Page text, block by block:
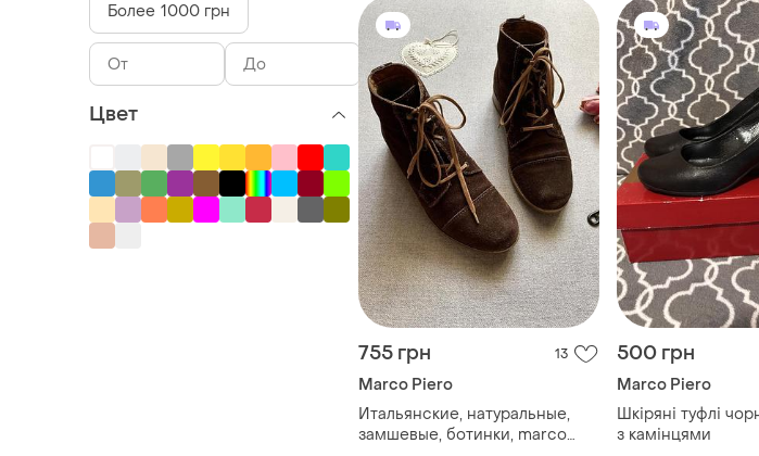
755 грн 13
Marco Piero
Итальянские, натуральные,
замшевые, ботинки, marco
500 грн
Marco Piero
Шкіряні туфлі
з камінцями
Более 1000 грн
Цвет